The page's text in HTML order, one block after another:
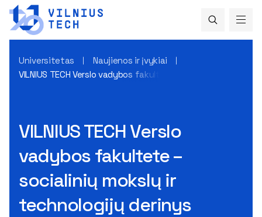
Universitetas
Naujienos ir įvykiai
VILNIUS TECH Verslo vadybos fakultete – socialinių mokslų
VILNIUS TECH Verslo
vadybos fakultete –
socialinių mokslų ir
technologijų derinys